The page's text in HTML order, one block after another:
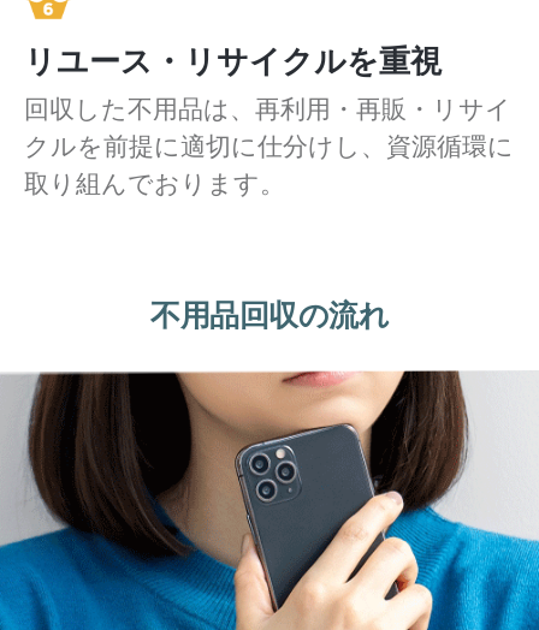
リユース・リサイクルを重視
回収した不用品は、再利用・再販・リサイ
クルを前提に適切に仕分けし、資源循環に
取り組んでおります。
不用品回収の流れ